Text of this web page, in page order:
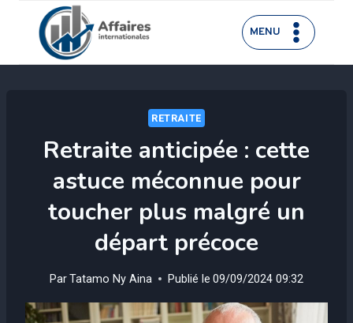
contenu
MENU
RETRAITE
Retraite anticipée : cette
astuce méconnue pour
toucher plus malgré un
départ précoce
ParTatamo Ny Aina Publié le 09/09/2024 09:32